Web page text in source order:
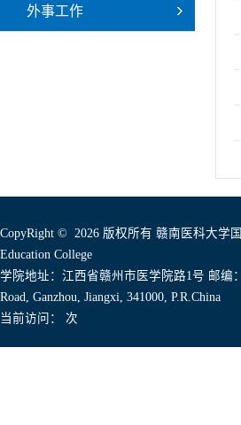
外事工作
CopyRight © 2026 版权所有 赣南医科大学
Education College
学院地址：江西省赣州市医学院路1号 邮编
Road, Ganzhou, Jiangxi, 341000, P.R.China
当前访问：
次